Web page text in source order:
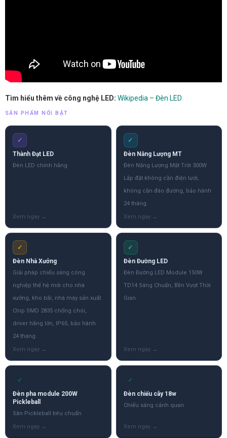
Tìm hiểu thêm về công nghệ LED: Wikipedia – Đèn LED
SẢN PHẨM NỔI BẬT
✓
Thành Đạt LED
Đèn LED chính hãng
✓
Đèn Năng Lượng MT
Đèn Năng Lượng Mặt Trời 300W
Lắp đặt không cần điện lưới,
không cần đào đường, bảo hành
24 tháng.
✓
Đèn Nhà Xưởng
Giải pháp chiếu sáng công
nghiệp thế hệ mới cho nhà
xưởng, kho bãi, nhà máy sản xuất.
Chip SMD 2835 chống chói,
driver hãng lớn, IP65, bảo hành
24 tháng.
✓
Đèn Đường LED
Đèn Đường LED Module 150W
TD14 Sáng Chuẩn, Bền Vượt Thời
Gian
✓
Đèn pha module 200W
Pickleball
Sân Pickleball tiêu chuẩn
✓
Đèn chiếu cây 18w
Chiếu sáng cảnh quan